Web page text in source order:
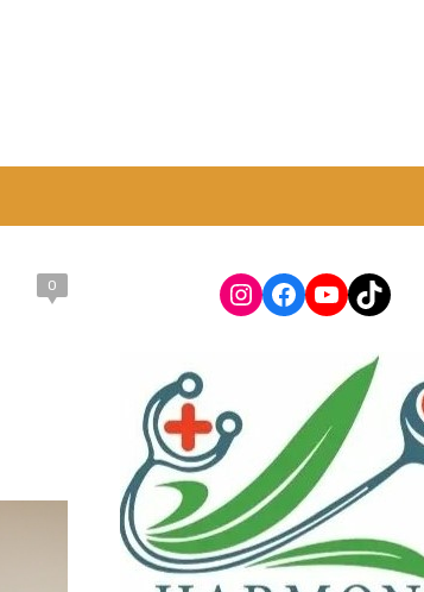
0 Instagram
Facebook
YouTube
TikTok